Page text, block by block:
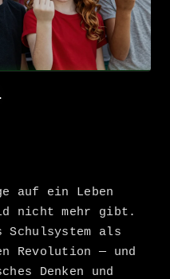
auf ein Leben
nicht mehr gibt.
Schulsystem als
Revolution — und
Denken und